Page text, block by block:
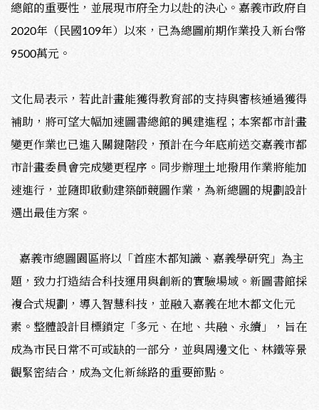
總館的重要性，並展現市府全力以赴的決心。嘉義市政府自
2020年（民國109年）以來，已為總圖前期作業投入新台幣
9500萬元。
文化局表示，若此計畫能獲得教育部的支持與審核通過獲得
補助，將可望大幅加速圖書總館的興建進程；本案都市計畫
變更作業也已進入關鍵階段，預計在今年底前送交嘉義市都
市計畫委員會完成變更程序。同步辦理土地撥用作業將能加
速進行，並隨即啟動建築師競圖作業，為新總圖的規劃設計
選出最佳方案。
嘉義市總圖園區將以「首座木都知識、嘉義學研究」為主
題，致力打造結合科技運用與創新的實驗場域。新圖書館採
複合式規劃，導入智慧科技，並融入嘉義在地木都文化元
素。整體設計目標鎖定「多元、在地、共融、永續」，旨在
成為市民日常不可或缺的一部分，並與周邊文化、林鐵等景
觀緊密結合，成為文化新絲路的重要節點。